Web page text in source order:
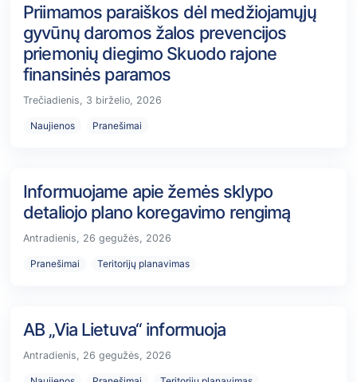
Priimamos paraiškos dėl medžiojamųjų
gyvūnų daromos žalos prevencijos
priemonių diegimo Skuodo rajone
finansinės paramos
Trečiadienis, 3 birželio, 2026
Naujienos Pranešimai
Informuojame apie žemės sklypo
detaliojo plano koregavimo rengimą
Antradienis, 26 gegužės, 2026
Pranešimai Teritorijų planavimas
AB „Via Lietuva“ informuoja
Antradienis, 26 gegužės, 2026